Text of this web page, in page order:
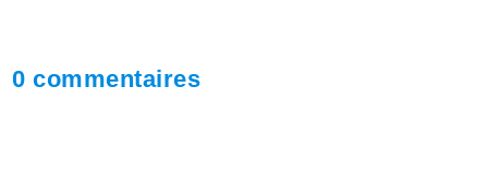
0 commentaires